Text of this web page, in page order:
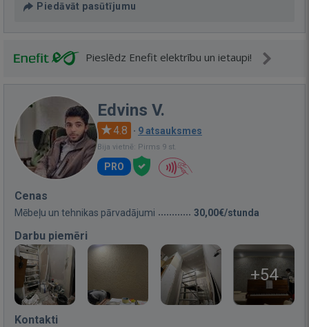
Piedāvāt pasūtījumu
Pieslēdz Enefit elektrību un ietaupi!
Edvins V.
4.8 · 9 atsauksmes
Bija vietnē: Pirms 9 st.
PRO
Cenas
Mēbeļu un tehnikas pārvadājumi 30,00€/stunda
Darbu piemēri
+54
Kontakti